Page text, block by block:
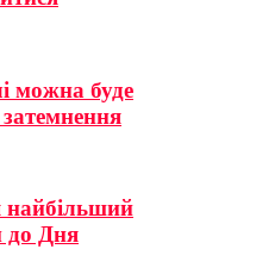
можна буде
затемнення
найбільший
до Дня